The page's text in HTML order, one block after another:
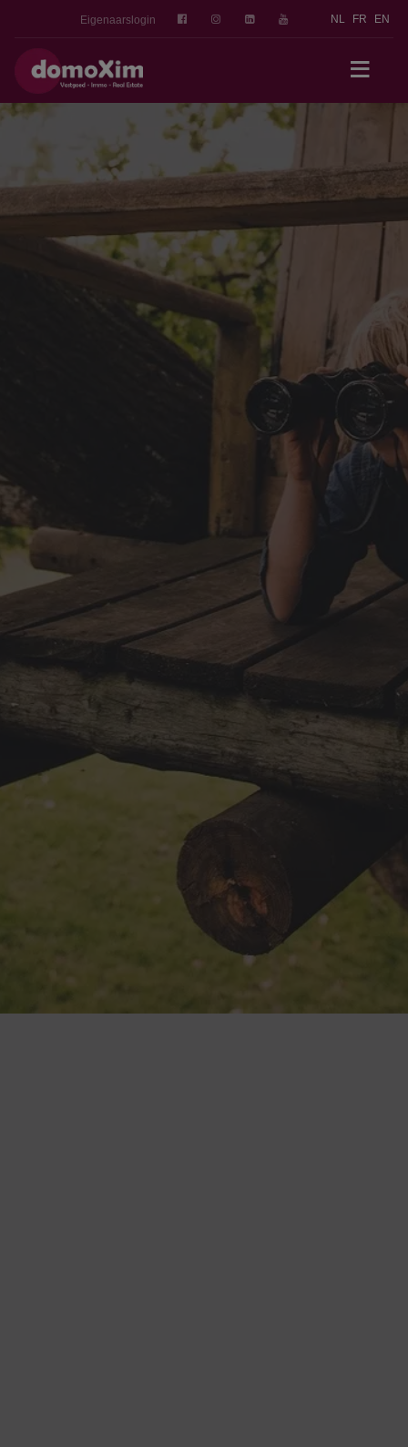
Eigenaarslogin NL FR EN